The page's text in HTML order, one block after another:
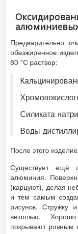
Предварительно
обезжиренное
80 °С раствор:
Силиката
Воды
После этого
Существует ещё
алюминия.
(карцуют), делая
и тем самым
рисунок. Стружку
ветошью.
покрывают ровным